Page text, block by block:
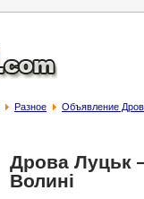
Разное Объявление
Дрова Луцьк
Волині